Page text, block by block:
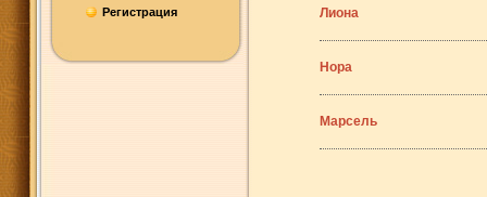
Регистрация
Лиона
Нора
Марсель